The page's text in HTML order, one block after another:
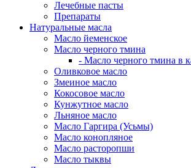
Лечебные пасты
Препараты
Натуральные масла
Масло йеменское
Масло черного тмина
- Масло черного тмина в
Оливковое масло
Змеиное масло
Кокосовое масло
Кунжутное масло
Льняное масло
Масло Гаргира (Усьмы)
Масло конопляное
Масло расторопши
Масло тыквы